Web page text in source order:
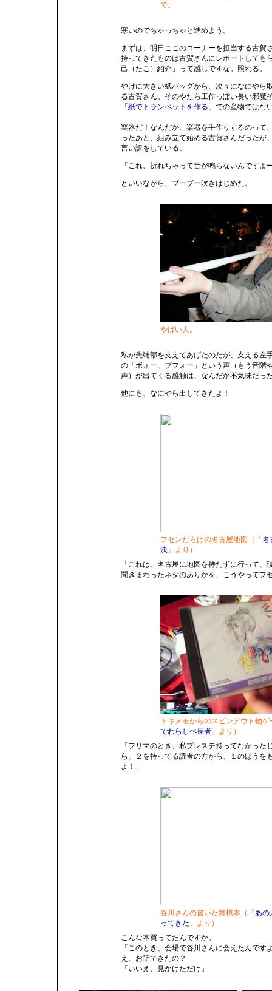
で。
寒いのでちゃっちゃと進めよう。
まずは、明日ここのコーナーを担当する古賀
持ってきたものは古賀さんにレポートしても
己（たこ）紹介」って感じですな。照れる。
やけに大きい紙バッグから、次々になにやら
る古賀さん。そのやたら工作っぽい長い邪魔
「 紙でトランペットを作る 」での産物ではな
楽器だ！なんだか、楽器を手作りするのって
ったあと、組み立て始める古賀さんだったが
言い訳をしている。
「これ、折れちゃって音が鳴らないんですよ
といいながら、ブーブー吹きはじめた。
やばい人。
私が先端部を支えてあげたのだが、支える左
の「ボォー、ブフォー」という声（もう音階
声）が出てくる感触は、なんだか不気味だっ
他にも、なにやら出してきたよ！
フセンだらけの名古屋地図（「 名
決」より）
「これは、名古屋に地図を持たずに行って、
聞きまわったネタのありかを、こうやってフ
トキメモからのスピンアウト物ゲ
でわらしべ長者」より）
「フリマのとき、私プレステ持ってなかった
ら、２を持ってる読者の方から、１のほうを
よ！」
谷川さんの書いた将棋本（「 あの
ってきた 」より）
こんな本買ってたんですか。
「このとき、会場で谷川さんに会えたんです
え、お話できたの？
「いいえ、見かけただけ」